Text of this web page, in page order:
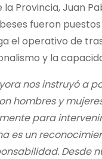
la Provincia, Juan
fueron
el operativo de
y la
nos instruyó a
hombres y
para
es un
Desde